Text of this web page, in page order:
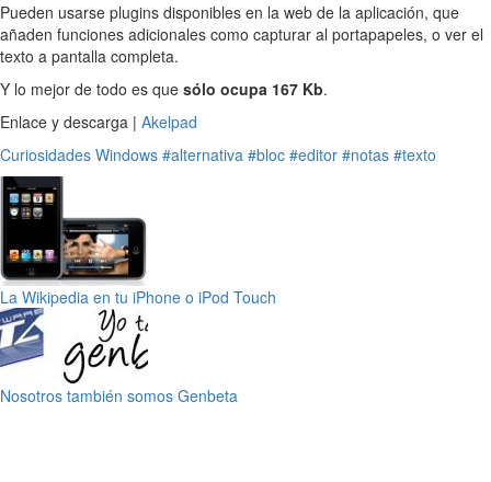
Pueden usarse plugins disponibles en la web de la aplicación, que
añaden funciones adicionales como capturar al portapapeles, o ver el
texto a pantalla completa.
Y lo mejor de todo es que sólo ocupa 167 Kb.
Enlace y descarga | Akelpad
Curiosidades Windows #alternativa #bloc #editor #notas #texto
La Wikipedia en tu iPhone o iPod Touch
Nosotros también somos Genbeta